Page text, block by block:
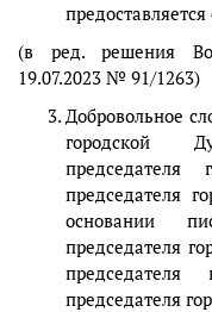
(в ред. решения
19.07.2023 № 91/1263)
Добровольное
городской
председателя
председателя
основании
председателя
председателя
председателя